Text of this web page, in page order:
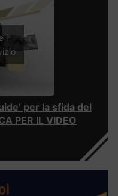
i
per la sfida del
PER IL VIDEO